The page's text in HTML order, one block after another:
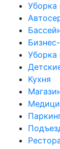
Уборка
Уборка
Кухня